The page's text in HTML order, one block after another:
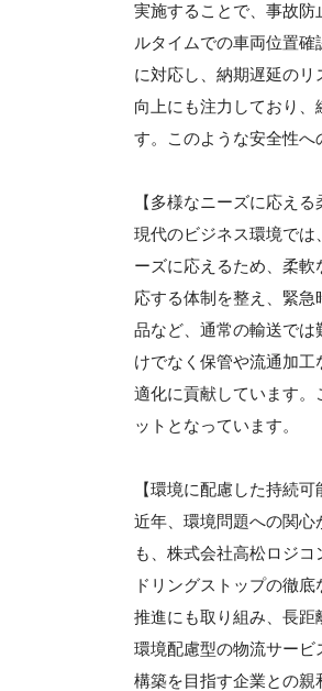
実施することで、事故
ルタイムでの車両位置
に対応し、納期遅延の
向上にも注力しており
す。このような安全性へ
【多様なニーズに応える
現代のビジネス環境で
ーズに応えるため、柔
応する体制を整え、緊
品など、通常の輸送で
けでなく保管や流通加
適化に貢献しています。
ットとなっています。
【環境に配慮した持続可
近年、環境問題への関
も、株式会社高松ロジ
ドリングストップの徹
推進にも取り組み、長
環境配慮型の物流サー
構築を目指す企業との親